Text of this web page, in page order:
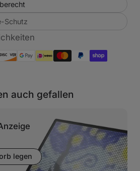
Schutz
auch gefallen
legen